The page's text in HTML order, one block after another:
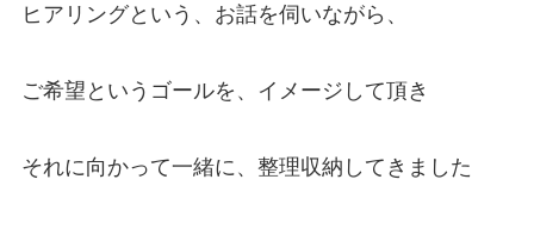
ヒアリングという、お話を伺いながら、
ご希望というゴールを、イメージして頂き
それに向かって一緒に、整理収納してきました